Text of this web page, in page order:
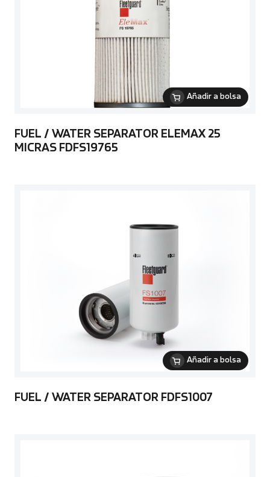
Añadir a bolsa
FUEL / WATER SEPARATOR ELEMAX 25
MICRAS FDFS19765
Añadir a bolsa
FUEL / WATER SEPARATOR FDFS1007